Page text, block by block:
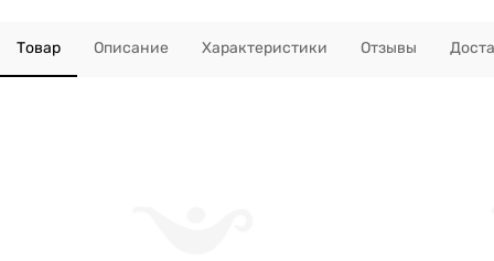
Товар Описание Характеристики Отзывы